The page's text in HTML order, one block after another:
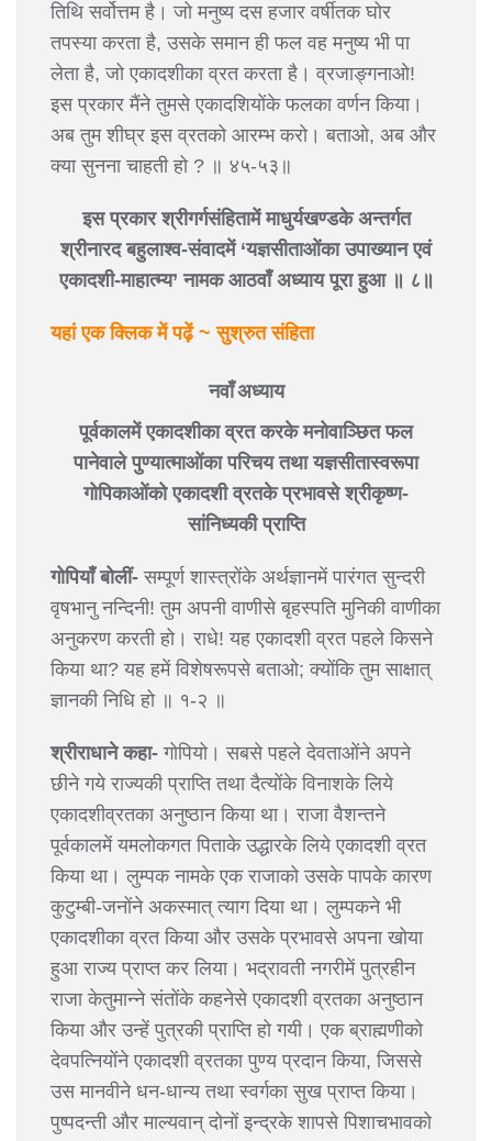
तिथि सर्वोत्तम है। जो मनुष्य दस हजार वर्षीतक घोर
तपस्या करता है, उसके समान ही फल वह मनुष्य भी पा
लेता है, जो एकादशीका व्रत करता है। व्रजाङ्गनाओ!
इस प्रकार मैंने तुमसे एकादशियोंके फलका वर्णन किया।
अब तुम शीघ्र इस व्रतको आरम्भ करो। बताओ, अब और
क्या सुनना चाहती हो ? ॥ ४५-५३॥
इस प्रकार श्रीगर्गसंहितामें माधुर्यखण्डके अन्तर्गत
श्रीनारद बहुलाश्व-संवादमें ‘यज्ञसीताओंका उपाख्यान एवं
एकादशी-माहात्म्य’ नामक आठवाँ अध्याय पूरा हुआ ॥ ८॥
यहां एक क्लिक में पढ़ें ~ सुश्रुत संहिता
नवाँ अध्याय
पूर्वकालमें एकादशीका व्रत करके मनोवाञ्छित फल
पानेवाले पुण्यात्माओंका परिचय तथा यज्ञसीतास्वरूपा
गोपिकाओंको एकादशी व्रतके प्रभावसे श्रीकृष्ण-
सांनिध्यकी प्राप्ति
गोपियाँ बोलीं- सम्पूर्ण शास्त्रोंके अर्थज्ञानमें पारंगत सुन्दरी
वृषभानु नन्दिनी! तुम अपनी वाणीसे बृहस्पति मुनिकी वाणीका
अनुकरण करती हो। राधे! यह एकादशी व्रत पहले किसने
किया था? यह हमें विशेषरूपसे बताओ; क्योंकि तुम साक्षात्
ज्ञानकी निधि हो ॥ १-२ ॥
श्रीराधाने कहा- गोपियो। सबसे पहले देवताओंने अपने
छीने गये राज्यकी प्राप्ति तथा दैत्योंके विनाशके लिये
एकादशीव्रतका अनुष्ठान किया था। राजा वैशन्तने
पूर्वकालमें यमलोकगत पिताके उद्धारके लिये एकादशी व्रत
किया था। लुम्पक नामके एक राजाको उसके पापके कारण
कुटुम्बी-जनोंने अकस्मात् त्याग दिया था। लुम्पकने भी
एकादशीका व्रत किया और उसके प्रभावसे अपना खोया
हुआ राज्य प्राप्त कर लिया। भद्रावती नगरीमें पुत्रहीन
राजा केतुमान्ने संतोंके कहनेसे एकादशी व्रतका अनुष्ठान
किया और उन्हें पुत्रकी प्राप्ति हो गयी। एक ब्राह्मणीको
देवपत्नियोंने एकादशी व्रतका पुण्य प्रदान किया, जिससे
उस मानवीने धन-धान्य तथा स्वर्गका सुख प्राप्त किया।
पुष्पदन्ती और माल्यवान् दोनों इन्द्रके शापसे पिशाचभावको